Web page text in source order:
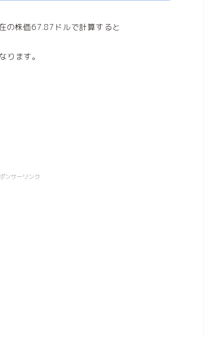
の株価67.87ドルで計算すると
ます。
ンサーリンク